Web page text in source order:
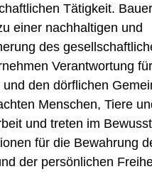
Tätigkeit.
einer nachhaltigen und
des
Verantwortung
den dörflichen
Menschen, Tiere
und treten im
für die Bewahrung
der persönlichen